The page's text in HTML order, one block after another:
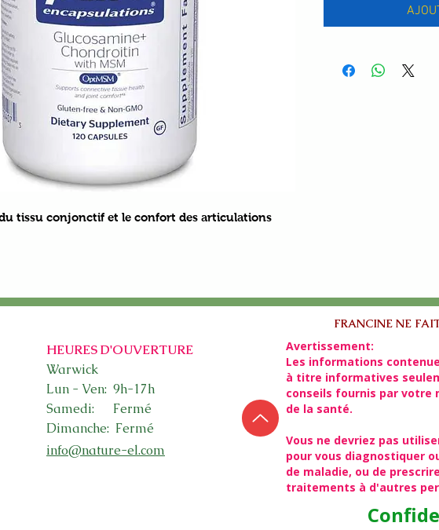
tissu conjonctif et le confort des articulations
FRANCINE NE
HEURES D'OUVERTURE
Warwick​
Lun - Ven: 9h-17h
Samedi: Fermé
Dimanche: Fermé
info@nature-el.com
Avertissement:
Les informations
à titre informatives
conseils fournis par votre
de la santé.
Vous ne devriez pas
pour vous diagnostiquer
de maladie, ou de
traitements à d'autres